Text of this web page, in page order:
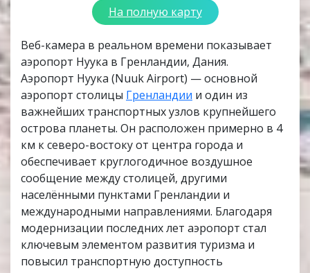
На полную карту
Веб-камера в реальном времени показывает
аэропорт Нуука в Гренландии, Дания.
Аэропорт Нуука (Nuuk Airport) — основной
аэропорт столицы Гренландии и один из
важнейших транспортных узлов крупнейшего
острова планеты. Он расположен примерно в 4
км к северо-востоку от центра города и
обеспечивает круглогодичное воздушное
сообщение между столицей, другими
населёнными пунктами Гренландии и
международными направлениями. Благодаря
модернизации последних лет аэропорт стал
ключевым элементом развития туризма и
повысил транспортную доступность